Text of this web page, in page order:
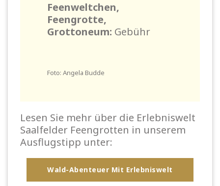
Feenweltchen,
Feengrotte,
Grottoneum: Gebühr
Foto: Angela Budde
Lesen Sie mehr über die Erlebniswelt
Saalfelder Feengrotten in unserem
Ausflugstipp unter:
Wald-Abenteuer Mit Erlebniswelt